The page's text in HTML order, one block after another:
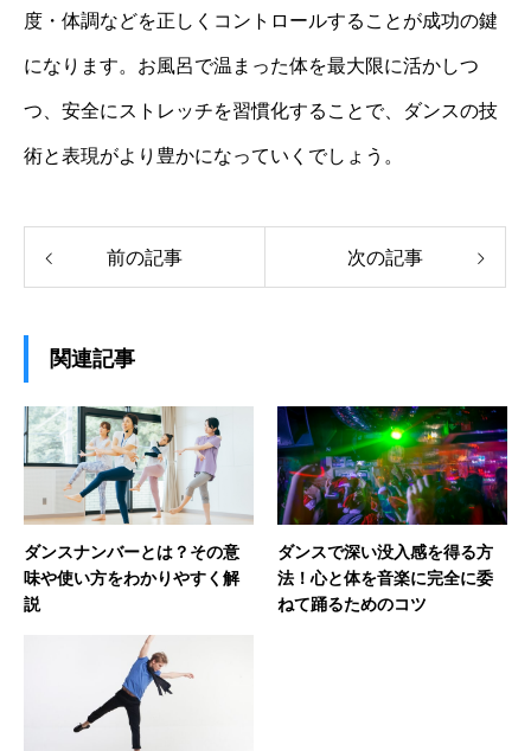
度・体調などを正しくコントロールすることが成功の鍵
になります。お風呂で温まった体を最大限に活かしつ
つ、安全にストレッチを習慣化することで、ダンスの技
術と表現がより豊かになっていくでしょう。
前の記事 次の記事
関連記事
ダンスナンバーとは？その意
味や使い方をわかりやすく解
説
ダンスで深い没入感を得る方
法！心と体を音楽に完全に委
ねて踊るためのコツ